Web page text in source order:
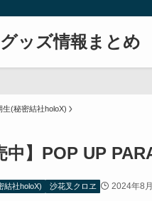
ッズ情報まとめ
生(秘密結社holoX)
中】POP UP
結社holoX) 沙花叉クロヱ 2024年8